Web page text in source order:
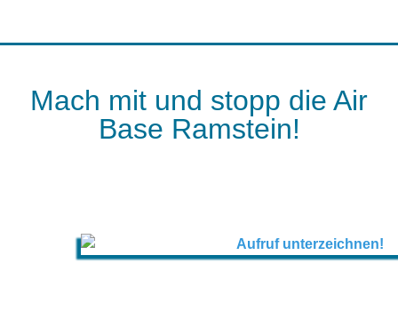
Mach mit und stopp die Air
Base Ramstein!